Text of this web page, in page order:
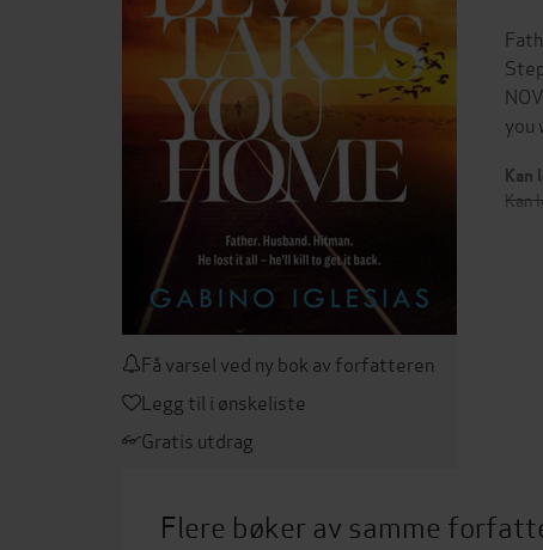
Få varsel ved ny bok av forfatteren
Legg til i ønskeliste
Gratis utdrag
you
Kan
Kan
Flere bøker av samme